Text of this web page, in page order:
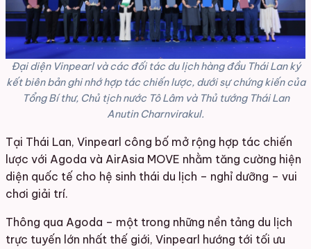
Đại diện Vinpearl và các đối tác du lịch hàng đầu Thái Lan ký
kết biên bản ghi nhớ hợp tác chiến lược, dưới sự chứng kiến của
Tổng Bí thư, Chủ tịch nước Tô Lâm và Thủ tướng Thái Lan
Anutin Charnvirakul.
Tại Thái Lan, Vinpearl công bố mở rộng hợp tác chiến
lược với Agoda và AirAsia MOVE nhằm tăng cường hiện
diện quốc tế cho hệ sinh thái du lịch – nghỉ dưỡng – vui
chơi giải trí.
Thông qua Agoda – một trong những nền tảng du lịch
trực tuyến lớn nhất thế giới, Vinpearl hướng tới tối ưu